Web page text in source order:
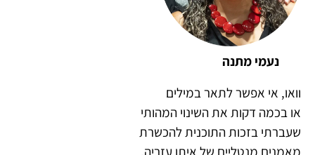
נעמי מתנה
וואו, אי אפשר לתאר במילים
או בכמה דקות את השינוי המהותי
שעברתי בזכות התוכנית להכשרת